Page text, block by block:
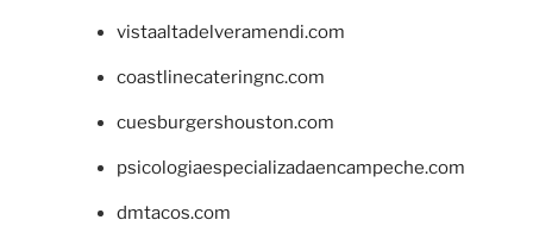
vistaaltadelveramendi.com
coastlinecateringnc.com
cuesburgershouston.com
psicologiaespecializadaencampeche.com
dmtacos.com